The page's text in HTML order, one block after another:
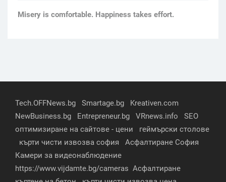
Мisery is comfortable. Happiness takes effort.
Tech.OFFNews.bg Smartage.bg
Kreativen.com
NewBusiness.bg
Entrepreneur.bg VRnews.info
SEO
оптимизиране на сайтове - цени
геймърски столове
кърти чисти извозва софия
Асфалтиране София
Камери за видеонаблюдение
https://www.vijdamte.bg/cameras Асфалтиране